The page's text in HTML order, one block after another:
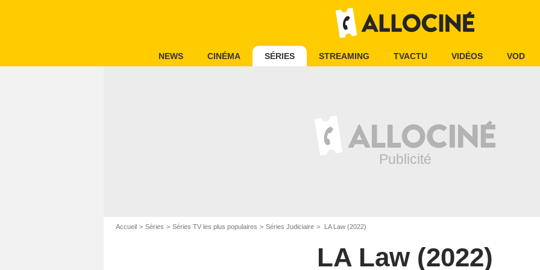
NEWS CINÉMA SÉRIES STREAMING TVACTU VIDÉOS VOD
Accueil Séries Séries TV les plus populaires Séries Judiciaire LA Law (2022)
LA Law (2022)